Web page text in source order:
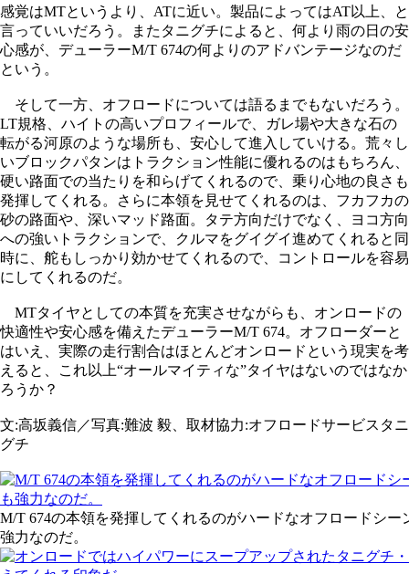
感覚はMTというより、ATに近い。製品によってはAT以上、と
言っていいだろう。またタニグチによると、何より雨の日の安
心感が、デューラーM/T 674の何よりのアドバンテージなのだ
という。
そして一方、オフロードについては語るまでもないだろう。
LT規格、ハイトの高いプロフィールで、ガレ場や大きな石の
転がる河原のような場所も、安心して進入していける。荒々し
いブロックパタンはトラクション性能に優れるのはもちろん、
硬い路面での当たりを和らげてくれるので、乗り心地の良さも
発揮してくれる。さらに本領を見せてくれるのは、フカフカの
砂の路面や、深いマッド路面。タテ方向だけでなく、ヨコ方向
への強いトラクションで、クルマをグイグイ進めてくれると同
時に、舵もしっかり効かせてくれるので、コントロールを容易
にしてくれるのだ。
MTタイヤとしての本質を充実させながらも、オンロードの
快適性や安心感を備えたデューラーM/T 674。オフローダーと
はいえ、実際の走行割合はほとんどオンロードという現実を考
えると、これ以上“オールマイティな”タイヤはないのではなか
ろうか？
文:高坂義信／写真:難波 毅、取材協力:オフロードサービスタニ
グチ
M/T 674の本領を発揮してくれるのがハードなオフロードシ
強力なのだ。